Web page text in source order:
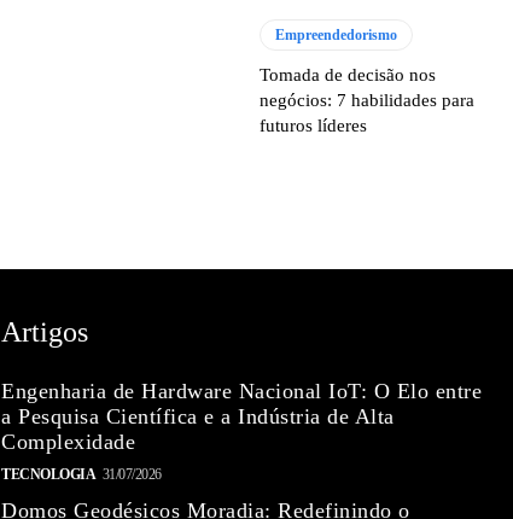
Empreendedorismo
Tomada de decisão nos
negócios: 7 habilidades para
futuros líderes
Artigos
Engenharia de Hardware Nacional IoT: O Elo entre
a Pesquisa Científica e a Indústria de Alta
Complexidade
TECNOLOGIA 31/07/2026
Domos Geodésicos Moradia: Redefinindo o